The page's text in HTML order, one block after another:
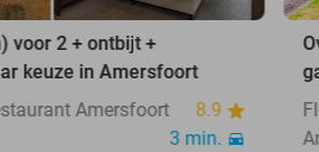
voor 2 + ontbijt +
keuze in Amersfoort
Amersfoort
8.9
3 min.